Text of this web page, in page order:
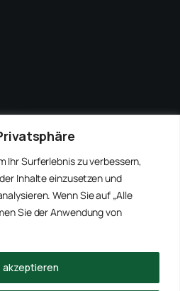
Ihr Surferlebnis zu verbessern,
Inhalte einzusetzen und
Wenn Sie auf „Alle
Sie der Anwendung von
akzeptieren
Winterdienst Profi NRW
Freitag